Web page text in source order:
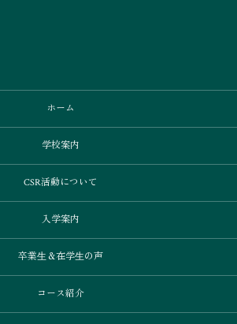
ホーム
学校案内
CSR活動について
入学案内
卒業⽣＆在学⽣の声
コース紹介